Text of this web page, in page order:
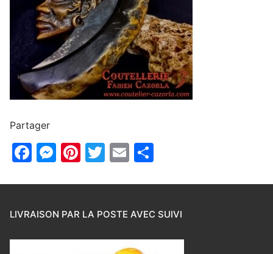
Partager
Facebook
Messenger
Pinterest
Twitter
Email
LIVRAISON PAR LA POSTE AVEC SUIVI